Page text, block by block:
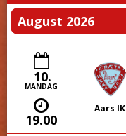
August 2026
10.
MANDAG
19.00
Aars IK